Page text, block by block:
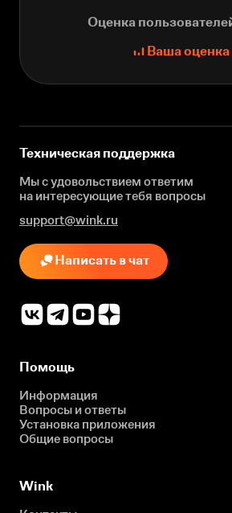
Оценка
Ваша оценка
Техническая поддержка
Мы с удовольствием ответим
на интересующиетебя вопросы
support@wink.ru
Написать в чат
Помощь
Информация
Вопросы и ответы
Установка приложения
Общие вопросы
Wink